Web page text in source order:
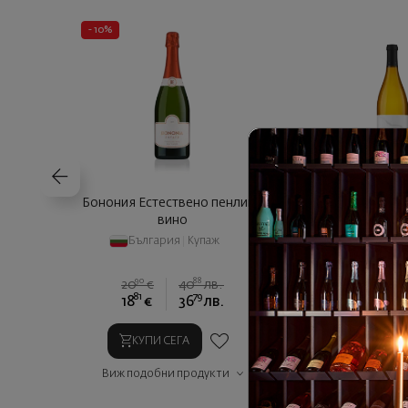
- 10%
Бонония Естествено пенливо
вино
България Купаж
2090 € 4088 лв.
1881 € 3679 лв.
КУПИ СЕГА
Виж подобни продукти
Бонония Истър
България |
1700 €
КУПИ
Виж подобни